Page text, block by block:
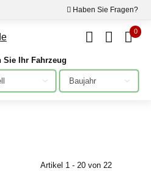
Haben Sie Fragen?
0
Sie Ihr Fahrzeug
Bitte auswählen
Artikel 1 - 20 von 22